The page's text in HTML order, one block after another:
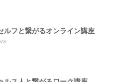
ルフと繋がるオンライン講座